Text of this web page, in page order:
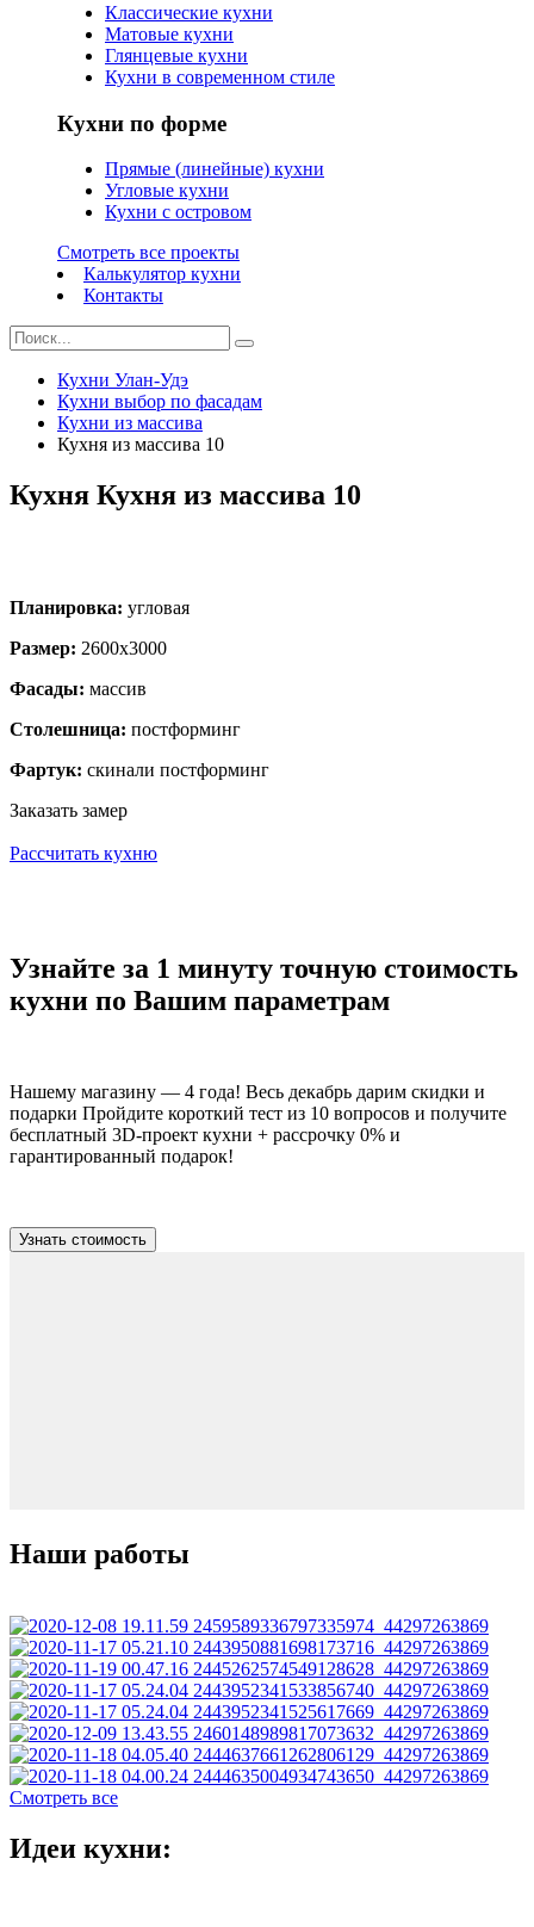
Классические кухни
Матовые кухни
Глянцевые кухни
Кухни в современном стиле
Кухни по форме
Прямые (линейные) кухни
Угловые кухни
Кухни с островом
Смотреть все проекты
Калькулятор кухни
Контакты
Кухни Улан-Удэ
Кухни выбор по фасадам
Кухни из массива
Кухня из массива 10
Кухня Кухня из массива 10
Планировка: угловая
Размер: 2600х3000
Фасады: массив
Столешница: постформинг
Фартук: скинали постформинг
Заказать замер
Рассчитать кухню
Узнайте за 1 минуту точную стоимость
кухни по Вашим параметрам
Нашему магазину — 4 года! Весь декабрь дарим скидки и
подарки Пройдите короткий тест из 10 вопросов и получите
бесплатный 3D-проект кухни + рассрочку 0% и
гарантированный подарок!
Узнать стоимость
Наши работы
Смотреть все
Идеи кухни: